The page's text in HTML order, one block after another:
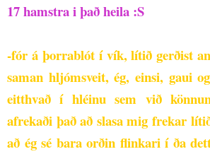
17 hamstra i það heila :S
-fór á þorrablót í vík, lítið gerðist
saman hljómsveit, ég, einsi, gaui
eitthvað í hléinu sem við
afrekaði það að slasa mig frekar
að ég sé bara orðin flinkari í ða